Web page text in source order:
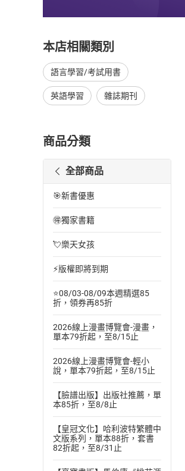
本店相關類別
語言學習/考試用書
英語學習 雜誌期刊
商品分類
全部商品
🎯新書優惠
🉐獨家書籍
💘樂天女孩
⚡版權即將到期
⭐08/03-08/09本週精選85
折，領券再85折
2026線上漫畫博覽會-漫畫，
單本79折起，至8/15止
2026線上漫畫博覽會-輕小
說，單本79折起，至8/15止
【臉譜出版】出版社推薦，單
本85折，至8/8止
【皇冠文化】哈利波特繁體中
文版系列，單本88折，套書
82折起，至8/31止